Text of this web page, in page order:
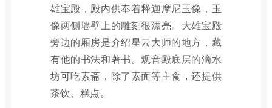
雄宝殿，殿内供奉着释迦摩尼玉像，玉
像两侧墙壁上的雕刻很漂亮。大雄宝殿
旁边的厢房是介绍星云大师的地方，藏
有他的书法和著书。观音殿底层的滴水
坊可吃素斋，除了素面等主食，还提供
茶饮、糕点。